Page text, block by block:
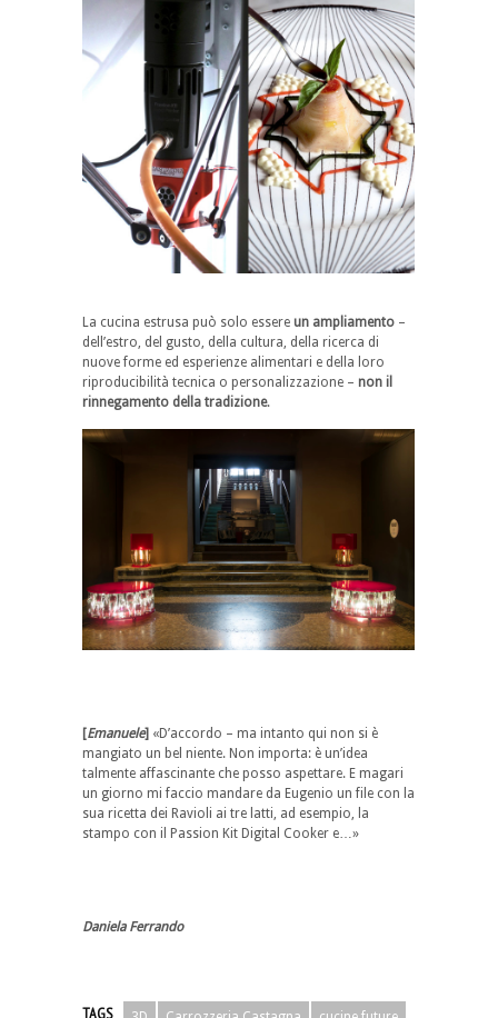
La cucina estrusa può solo essere un ampliamento –
dell’estro, del gusto, della cultura, della ricerca di
nuove forme ed esperienze alimentari e della loro
riproducibilità tecnica o personalizzazione – non il
rinnegamento della tradizione.
[Emanuele] «D’accordo – ma intanto qui non si è
mangiato un bel niente. Non importa: è un’idea
talmente affascinante che posso aspettare. E magari
un giorno mi faccio mandare da Eugenio un file con la
sua ricetta dei Ravioli ai tre latti, ad esempio, la
stampo con il Passion Kit Digital Cooker e…»
Daniela Ferrando
TAGS